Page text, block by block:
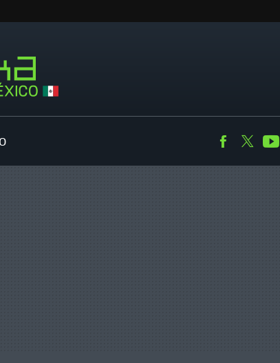
Facebook